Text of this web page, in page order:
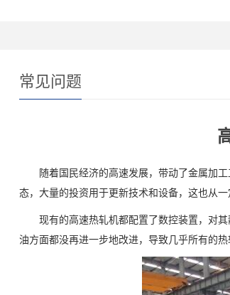
常见问题
随着国民经济的高速发展，带动了金属加工
态，大量的投资用于更新技术和设备，这也从一
现有的高速热轧机都配置了数控装置，对其
油方面都没再进一步地改进，导致几乎所有的热